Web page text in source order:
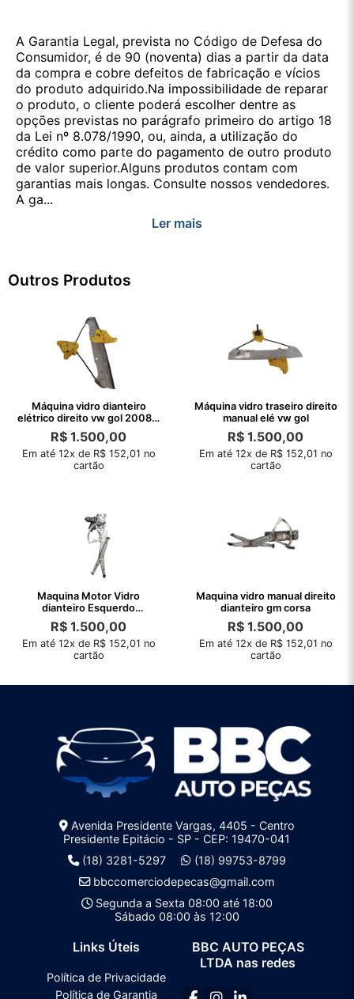
A Garantia Legal, prevista no Código de Defesa do
Consumidor, é de 90 (noventa) dias a partir da data
da compra e cobre defeitos de fabricação e vícios
do produto adquirido.Na impossibilidade de reparar
o produto, o cliente poderá escolher dentre as
opções previstas no parágrafo primeiro do artigo 18
da Lei nº 8.078/1990, ou, ainda, a utilização do
crédito como parte do pagamento de outro produto
de valor superior.Alguns produtos contam com
garantias mais longas. Consulte nossos vendedores.
A ga...
Ler mais
Outros Produtos
Máquina vidro dianteiro
elétrico direito vw gol 2008 S
motor
R$ 1.500,00
Em até 12x de R$ 152,01 no
cartão
Máquina vidro traseiro direito
manual elé vw gol
R$ 1.500,00
Em até 12x de R$ 152,01 no
cartão
Maquina Motor Vidro
dianteiro Esquerdo
Astra94/96
R$ 1.500,00
Em até 12x de R$ 152,01 no
cartão
Maquina vidro manual direito
dianteiro gm corsa
R$ 1.500,00
Em até 12x de R$ 152,01 no
cartão
Avenida Presidente Vargas, 4405 - Centro
Presidente Epitácio - SP - CEP: 19470-041
(18) 3281-5297
(18) 99753-8799
bbccomerciodepecas@gmail.com
Segunda a Sexta 08:00 até 18:00
Sábado 08:00 às 12:00
Links Úteis
Política de Privacidade
Política de Garantia
BBC AUTO PEÇAS
LTDA nas redes